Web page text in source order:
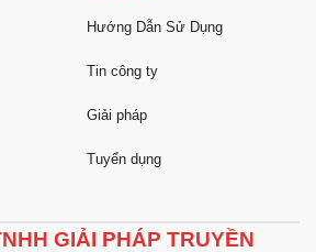
Hướng Dẫn Sử Dụng
Tin công ty
Giải pháp
Tuyển dụng
GIẢI PHÁP TRUYỀN